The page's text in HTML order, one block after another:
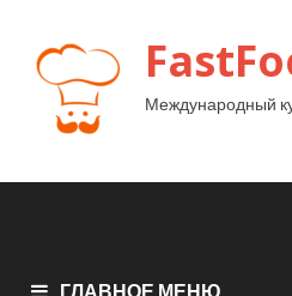
Международный
ГЛАВНОЕ МЕНЮ